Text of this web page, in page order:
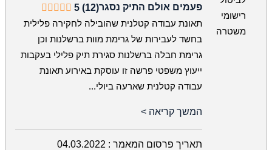
פעמים אולם התיק נסגר5 (12)
תאונת עבודה קטלנית שהובילה לחקירה פלילית
בחשד לעבירות של גרימת מוות ברשלנות וכן
גרימת חבלה ברשלנות סגירת תיק פלילי בעקבות
ייעוץ משפטי פרשה זו עוסקת באירוע תאונת
עבודה קטלנית שארעה ביולי...
המשך קריאה >
תאריך פרסום המאמר : 04.03.2022